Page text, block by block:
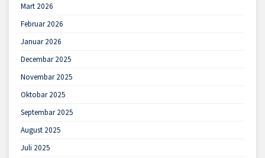
Mart 2026
Februar 2026
Januar 2026
Decembar 2025
Novembar 2025
Oktobar 2025
Septembar 2025
August 2025
Juli 2025